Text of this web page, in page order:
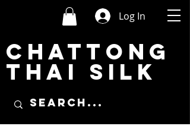
Log In
CHATTONG
THAI SILK